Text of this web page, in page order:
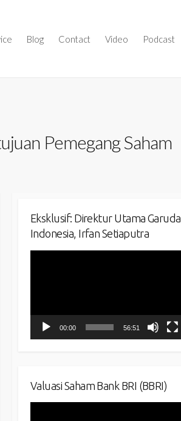
Blog Contact Video Podcast
Pemegang Saham
Eksklusif: Direktur Utama Garuda
Indonesia, Irfan Setiaputra
00:00 56:51
Valuasi Saham Bank BRI (BBRI)